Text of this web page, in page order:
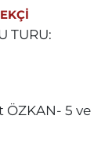
TURU:
5 ve